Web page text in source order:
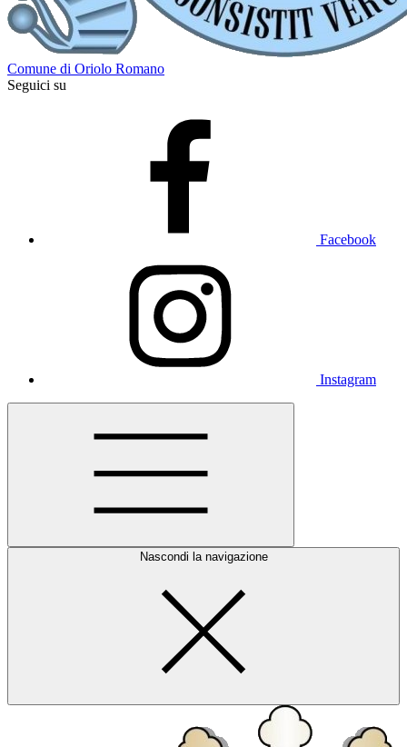
Comune di Oriolo Romano
Seguici su
Facebook
Instagram
Nascondi la navigazione